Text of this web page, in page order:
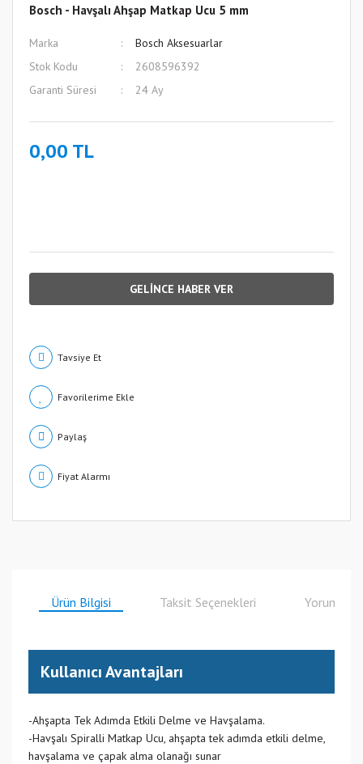
Bosch - Havşalı Ahşap Matkap Ucu 5 mm
Marka
Bosch Aksesuarlar
Stok Kodu
2608596392
Garanti Süresi
24 Ay
0,00 TL
GELİNCE HABER VER
Tavsiye Et
Paylaş
Fiyat Alarmı
Ürün Bilgisi Taksit Seçenekleri Yorumlar
Kullanıcı Avantajları
-Ahşapta Tek Adımda Etkili Delme ve Havşalama.
-Havşalı Spiralli Matkap Ucu, ahşapta tek adımda etkili delme,
havşalama ve çapak alma olanağı sunar